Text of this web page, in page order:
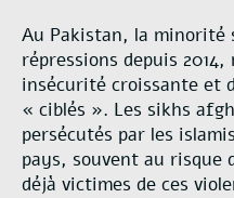
Au Pakistan, la
répressions depuis
insécurité croissante et
« ciblés ». Les sikhs
persécutés par les
pays, souvent au risque
déjà victimes de ces